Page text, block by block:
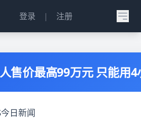
登录 | 注册
售价最高99万元 只能用
日新闻